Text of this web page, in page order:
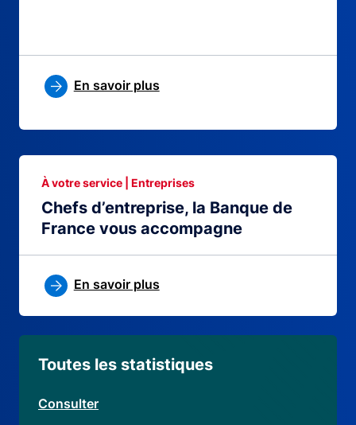
En savoir plus
Chefs d’entreprise, la Banque de
France vous accompagne
À votre service | Entreprises
En savoir plus
Toutes les statistiques
Consulter